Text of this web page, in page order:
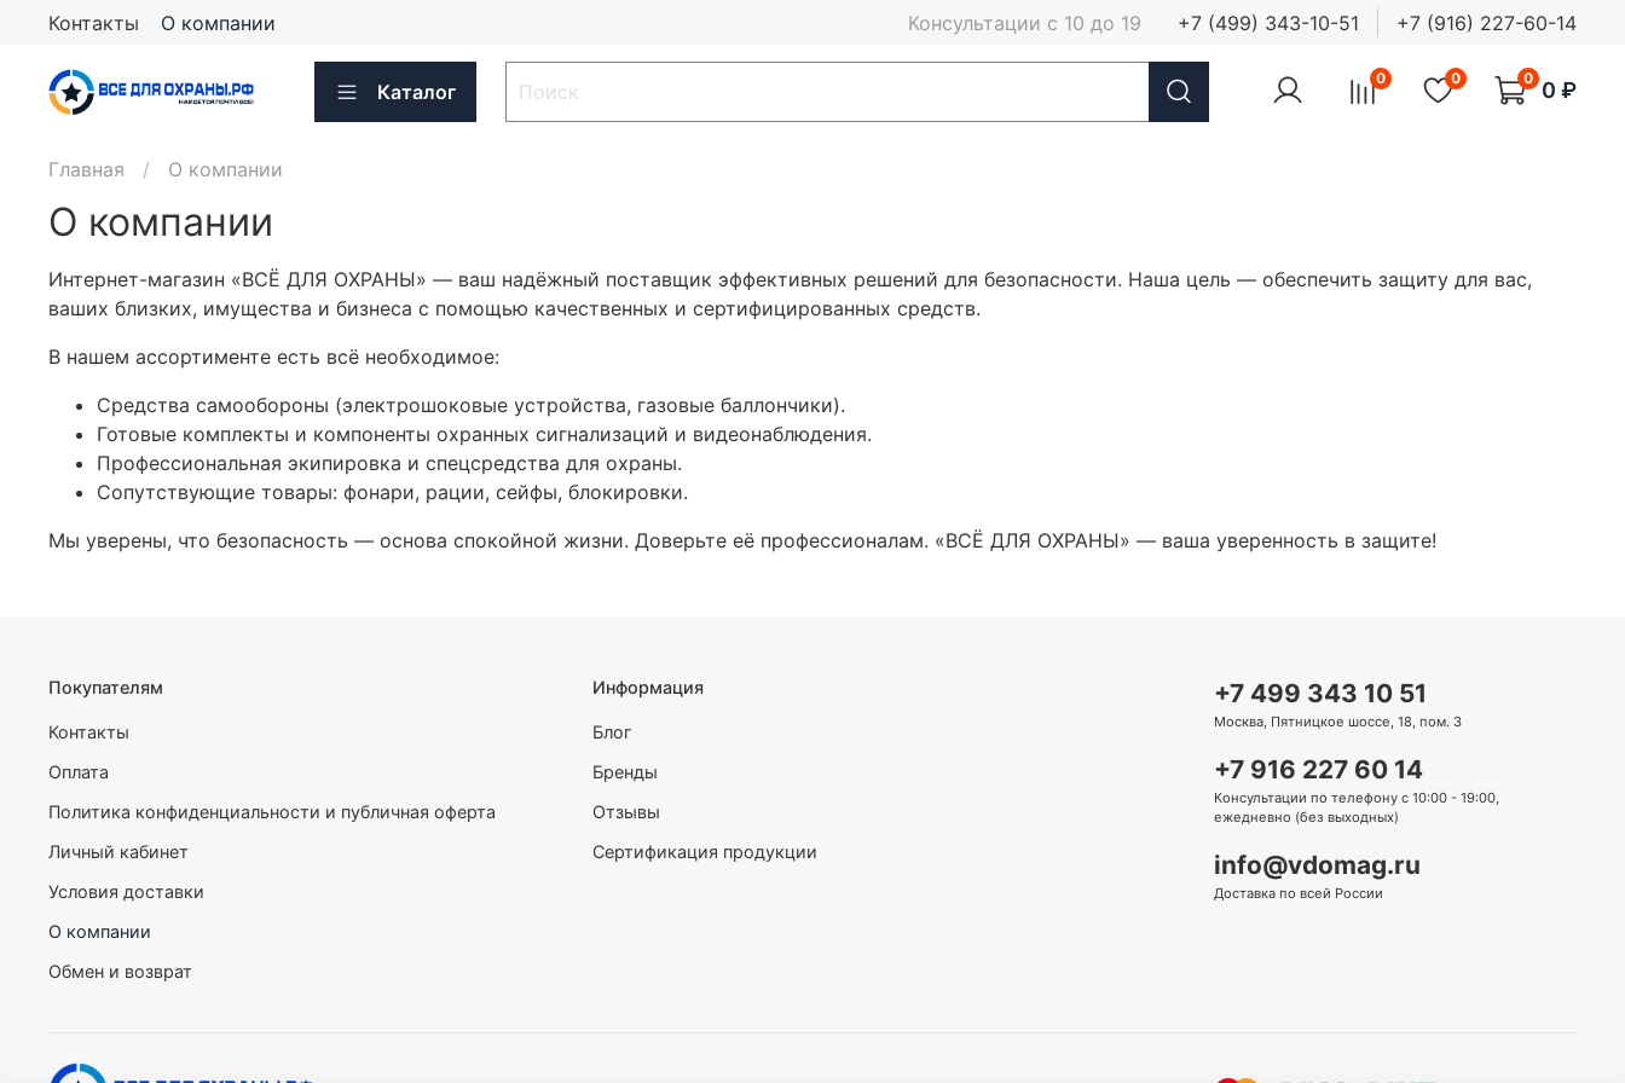
Контакты О компании Консультации с 10 до 19 +7 (499) 343-10-51 +7 (916) 227-60-14
Каталог
0 0 0 0 ₽
Главная О компании
О компании
Интернет-магазин «ВСЁ ДЛЯ ОХРАНЫ» — ваш надёжный поставщик эффективных решений для безопасности. Наша цель — обеспечить защиту для вас,
ваших близких, имущества и бизнеса с помощью качественных и сертифицированных средств.
В нашем ассортименте есть всё необходимое:
Средства самообороны (электрошоковые устройства, газовые баллончики).
Готовые комплекты и компоненты охранных сигнализаций и видеонаблюдения.
Профессиональная экипировка и спецсредства для охраны.
Сопутствующие товары: фонари, рации, сейфы, блокировки.
Мы уверены, что безопасность — основа спокойной жизни. Доверьте её профессионалам. «ВСЁ ДЛЯ ОХРАНЫ» — ваша уверенность в защите!
Покупателям
Контакты
Оплата
Политика конфиденциальности и публичная оферта
Личный кабинет
Условия доставки
О компании
Обмен и возврат
Информация
Блог
Бренды
Отзывы
Сертификация продукции
+7 499 343 10 51
Москва, Пятницкое шоссе, 18, пом. 3
+7 916 227 60 14
Консультации по телефону с 10:00 - 19:00,
ежедневно (без выходных)
info@vdomag.ru
Доставка по всей России